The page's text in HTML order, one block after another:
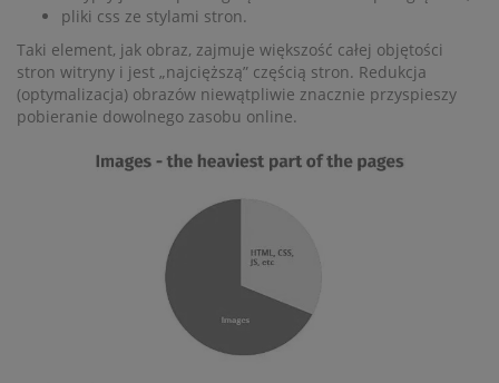
pliki css ze stylami stron.
Taki element, jak obraz, zajmuje większość całej objętości
stron witryny i jest „najcięższą” częścią stron. Redukcja
(optymalizacja) obrazów niewątpliwie znacznie przyspieszy
pobieranie dowolnego zasobu online.